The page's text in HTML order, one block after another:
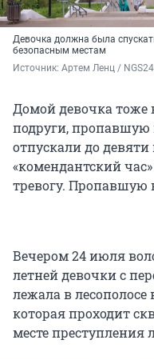
Девочка должна была
безопасным местам
Источник: Артем Ленц /
Домой девочка тоже
подруги,
отпускали до девяти
«комендантский
тревогу. Пропавшую
Вечером 24 июля
летней девочки с
лежала в лесополосе
которая проходит
месте преступления